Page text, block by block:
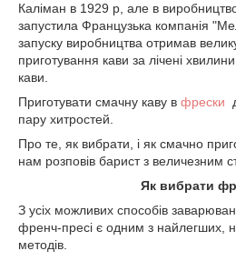
Каліман в 1929 р, але в
запустила Французька компанія
запуску виробництва отримав
приготування кави за лічені
кави.
Приготувати смачну каву в фрески
пару хитростей.
Про те, як вибрати, і як смачно
нам розповів барист з величезним
Як вибрати
З усіх можливих способів
френч-пресі є одним з найлегших,
методів.